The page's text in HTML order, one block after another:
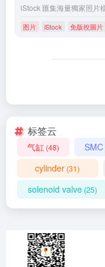
图片 iStock 免版稅圖片
标签云
气缸 (48) SMC
cylinder (31)
solenoid valve (25)